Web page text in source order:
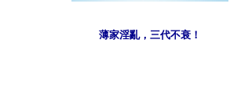
薄家淫亂，三代不衰！